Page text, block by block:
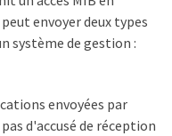
envoyer deux types
système de gestion :
envoyées par
d'accusé de réception